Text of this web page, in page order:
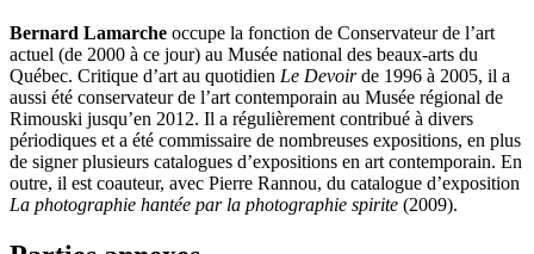
Bernard Lamarche occupe la fonction de Conservateur de l’art
actuel (de 2000 à ce jour) au Musée national des beaux-arts du
Québec. Critique d’art au quotidien Le Devoirde 1996 à 2005, il a
aussi été conservateur de l’art contemporain au Musée régional de
Rimouski jusqu’en 2012. Il a régulièrement contribué à divers
périodiques et a été commissaire de nombreuses expositions, en plus
de signer plusieurs catalogues d’expositions en art contemporain. En
outre, il est coauteur, avec Pierre Rannou, du catalogue d’exposition
La photographie hantée par la photographie spirite (2009).